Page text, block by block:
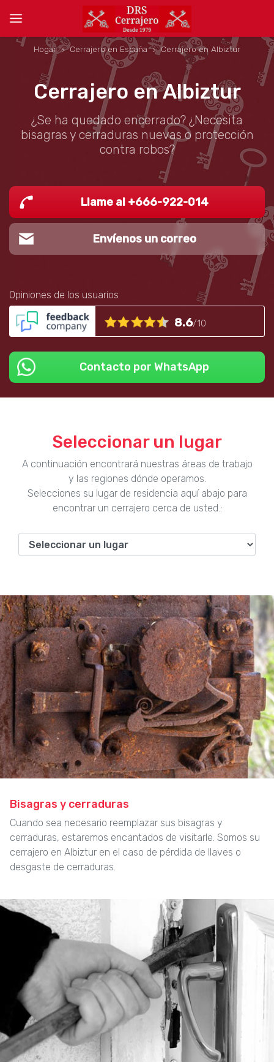
Hogar Cerrajero en España Cerrajero en Albiztur
Cerrajero en Albiztur
¿Se ha quedado encerrado? ¿Necesita
bisagras y cerraduras nuevas o protección
contra robos?
Llame al +666-922-014
Envíenos un correo
Opiniones de los usuarios
8.6/10
Contacto por WhatsApp
Seleccionar un lugar
A continuación encontrará nuestras áreas de trabajo
y las regiones dónde operamos.
Selecciones su lugar de residencia aquí abajo para
encontrar un cerrajero cerca de usted.:
Bisagras y cerraduras
Cuando sea necesario reemplazar sus bisagras y
cerraduras, estaremos encantados de visitarle. Somos su
cerrajero en Albiztur en el caso de pérdida de llaves o
desgaste de cerraduras.